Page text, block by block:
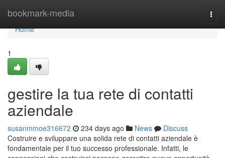
bookmark-media
Home
Home
1
gestire la tua rete di contatti
aziendale
susanmmoe316672 234 days ago News
Discuss
Costruire e sviluppare una solida rete di contatti aziendale è
fondamentale per il tuo successo professionale. Infatti, le